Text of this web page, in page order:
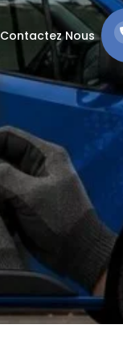
Contactez Nous